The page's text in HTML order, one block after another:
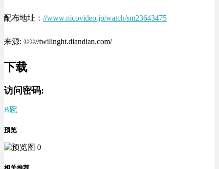
配布地址： //www.nicovideo.jp/watch/sm23643475
来源: ©©//twilinght.diandian.com/
下载
访问密码:
B碗
预览